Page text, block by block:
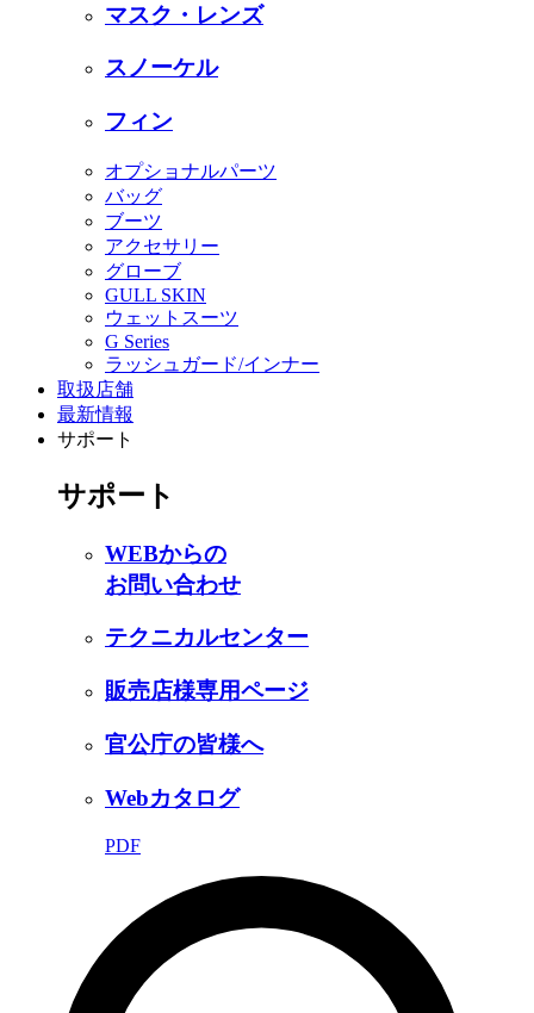
マスク・レンズ
スノーケル
フィン
オプショナルパーツ
バッグ
ブーツ
アクセサリー
グローブ
GULL SKIN
ウェットスーツ
G Series
ラッシュガード/インナー
取扱店舗
最新情報
サポート
サポート
WEBからの
お問い合わせ
テクニカルセンター
販売店様専用ページ
官公庁の皆様へ
Webカタログ
PDF